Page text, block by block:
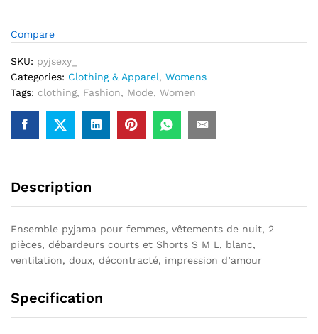
pour
femmes
sexy
Compare
SKU: pyjsexy_
Categories: Clothing & Apparel, Womens
Tags: clothing, Fashion, Mode, Women
Description
Ensemble pyjama pour femmes, vêtements de nuit, 2
pièces, débardeurs courts et Shorts S M L, blanc,
ventilation, doux, décontracté, impression d’amour
Specification